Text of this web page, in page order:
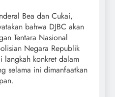
Bea dan Cukai,
bahwa DJBC akan
Tentara Nasional
Negara Republik
langkah konkret dalam
selama ini dimanfaatkan